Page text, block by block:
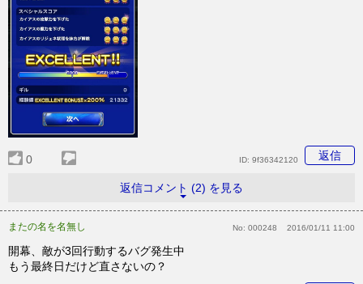
0 返信
ID: 9f36342120
返信コメント (2) を見る
またの名を名無し No: 000248 2016/01/11 11:00
開幕、敵が3回行動するバグ発生中
もう最終日だけど直さないの？